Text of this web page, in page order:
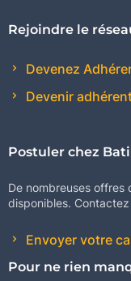
Rejoindre le
Devenez
Devenir
Postuler chez
De nombreuses offres
disponibles. Contactez
Envoyer votre
Pour ne rien